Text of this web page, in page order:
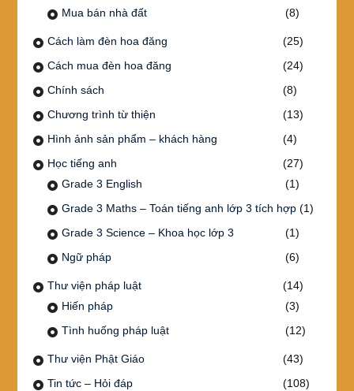
Mua bán nhà đất (8)
Cách làm đèn hoa đăng
(25)
Cách mua đèn hoa đăng
(24)
Chính sách
(8)
Chương trình từ thiện
(13)
Hình ảnh sản phẩm – khách hàng
(4)
Học tiếng anh
(27)
Grade 3 English
(1)
Grade 3 Maths – Toán tiếng anh lớp 3 tích hợp(1)
Grade 3 Science – Khoa học lớp 3
(1)
Ngữ pháp
(6)
Thư viện pháp luật
(14)
Hiến pháp
(3)
Tình huống pháp luật
(12)
Thư viện Phật Giáo
(43)
Tin tức – Hỏi đáp
(108)